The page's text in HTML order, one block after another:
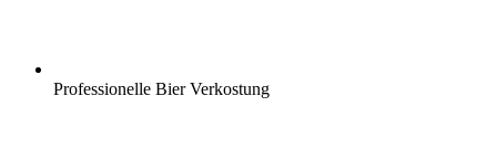
Professionelle Bier Verkostung